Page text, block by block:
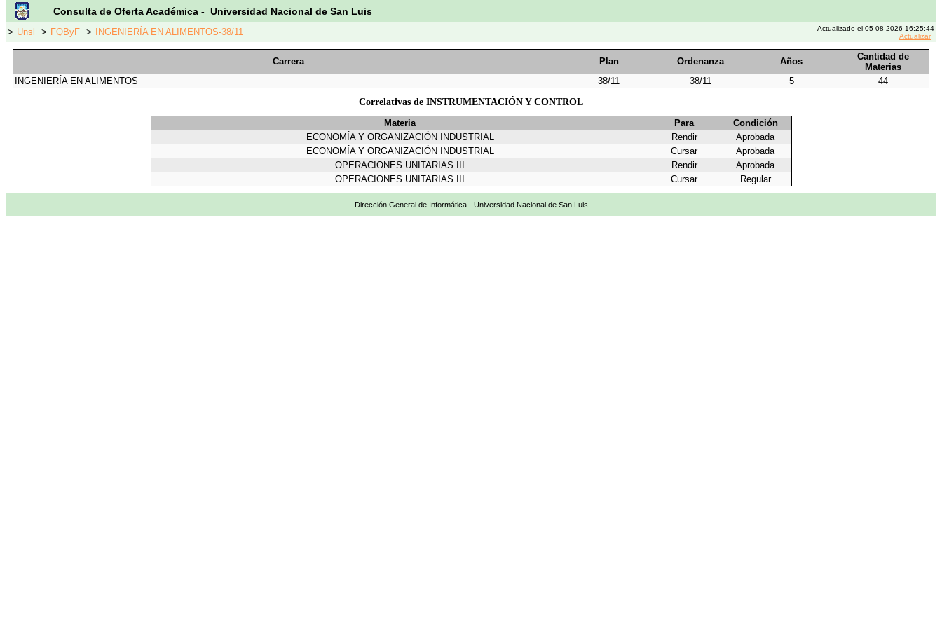
Consulta de Oferta Académica - Universidad Nacional de San Luis
> Unsl > FQByF > INGENIERÍA EN ALIMENTOS-38/11
Actualizado el 05-08-2026 16:25:44
Actualizar
Carrera Plan Ordenanza Años
Cantidad de
Materias
INGENIERÍA EN ALIMENTOS
38/11 38/11 5
44
Correlativas de INSTRUMENTACIÓN Y CONTROL
Materia Para
Condición
ECONOMÍA Y ORGANIZACIÓN INDUSTRIAL
Rendir
Aprobada
ECONOMÍA Y ORGANIZACIÓN INDUSTRIAL
Cursar
Aprobada
OPERACIONES UNITARIAS III
Rendir
Aprobada
OPERACIONES UNITARIAS III
Cursar Regular
Dirección General de Informática - Universidad Nacional de San Luis